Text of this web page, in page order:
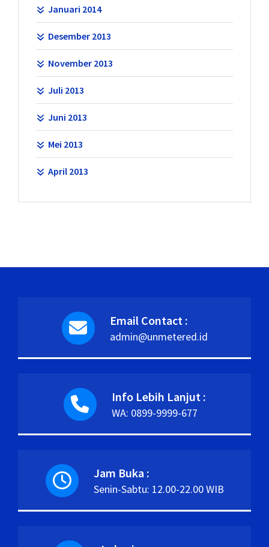
Januari 2014
Desember 2013
November 2013
Juli 2013
Juni 2013
Mei 2013
April 2013
Email Contact :
admin@unmetered.id
Info Lebih Lanjut :
WA: 0899-9999-677
Jam Buka :
Senin-Sabtu: 12.00-22.00 WIB